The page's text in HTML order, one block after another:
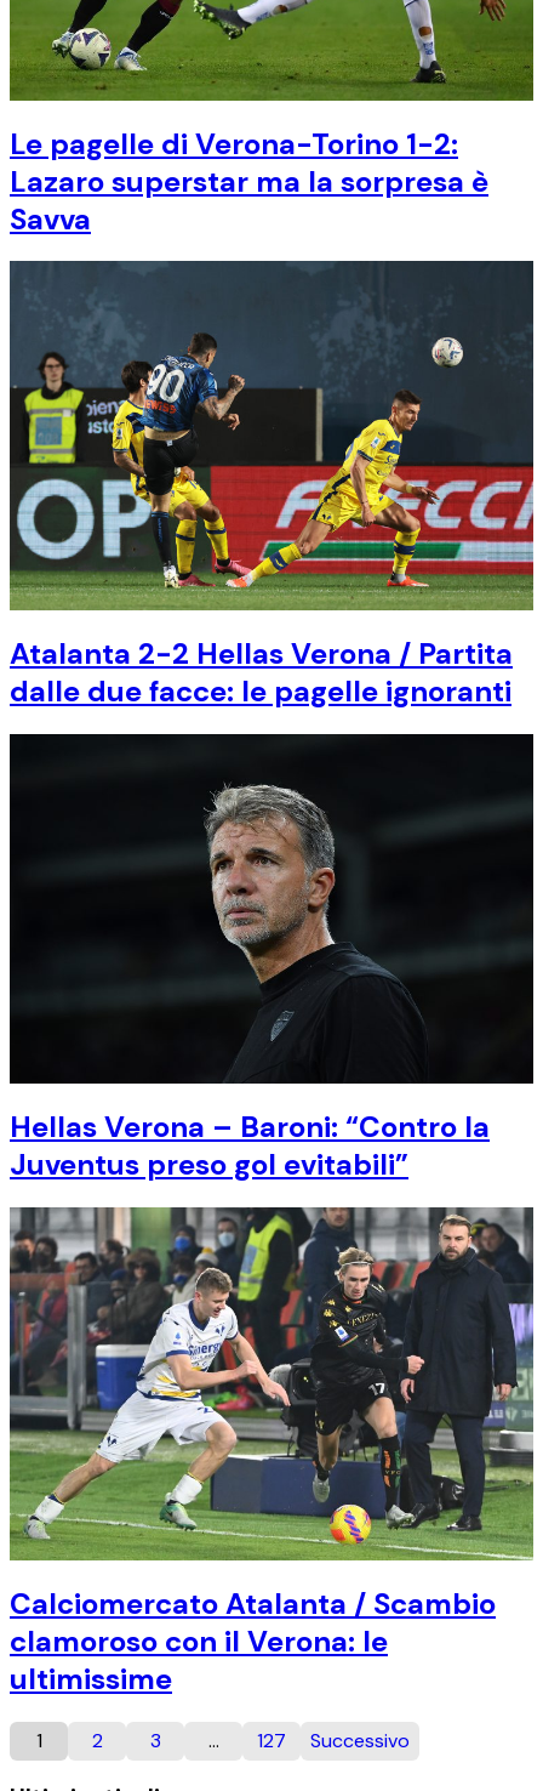
Le pagelle di Verona-Torino 1-2:
Lazaro superstar ma la sorpresa è
Savva
Atalanta 2-2 Hellas Verona / Partita
dalle due facce: le pagelle ignoranti
Hellas Verona – Baroni: “Contro la
Juventus preso gol evitabili”
Calciomercato Atalanta / Scambio
clamoroso con il Verona: le
ultimissime
1 2 3 … 127 Successivo